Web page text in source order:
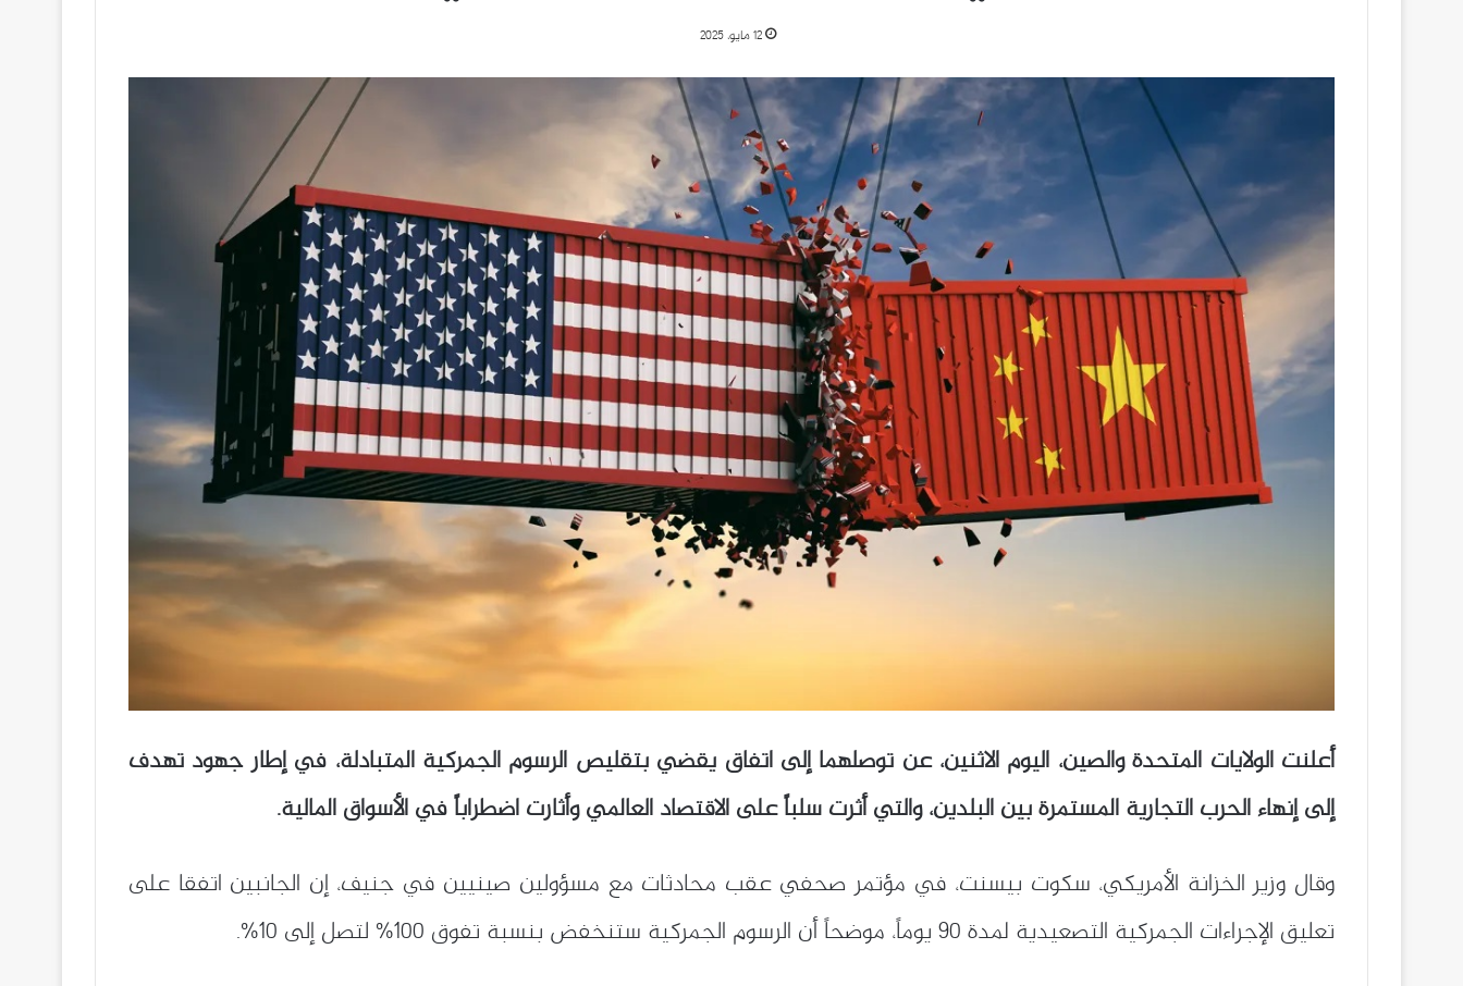
12 مايو، 2025
أعلنت الولايات المتحدة والصين، اليوم الاثنين، عن توصلهما إلى اتفاق يقضي بتقليص الرسوم الجمركية المتبادلة، في إطار جهود تهدف
إلى إنهاء الحرب التجارية المستمرة بين البلدين، والتي أثرت سلباً على الاقتصاد العالمي وأثارت اضطراباً في الأسواق المالية.
وقال وزير الخزانة الأمريكي، سكوت بيسنت، في مؤتمر صحفي عقب محادثات مع مسؤولين صينيين في جنيف، إن الجانبين اتفقا على
تعليق الإجراءات الجمركية التصعيدية لمدة 90 يوماً، موضحاً أن الرسوم الجمركية ستنخفض بنسبة تفوق 100% لتصل إلى 10%.